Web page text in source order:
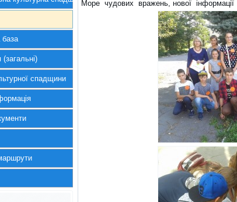
база
спадщини
Море чудових вражень, нової